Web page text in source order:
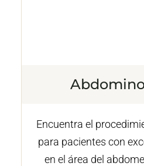
Encuentra el
para pacientes con
en el área del